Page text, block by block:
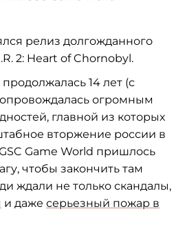
релиз долгожданного
2: Heart of Chornobyl.
14 лет (с
огромным
главной из которых
вторжение россии в
Game World пришлось
чтобы закончить там
ждали не только скандалы,
и даже серьезный пожар в